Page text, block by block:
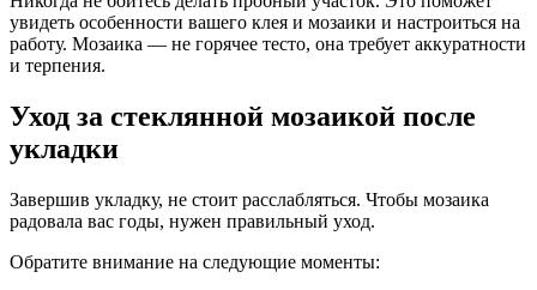
увидеть особенности вашего клея и мозаики и настроиться на
работу. Мозаика — не горячее тесто, она требует аккуратности
и терпения.
Уход за стеклянной мозаикой после
укладки
Завершив укладку, не стоит расслабляться. Чтобы мозаика
радовала вас годы, нужен правильный уход.
Обратите внимание на следующие моменты: